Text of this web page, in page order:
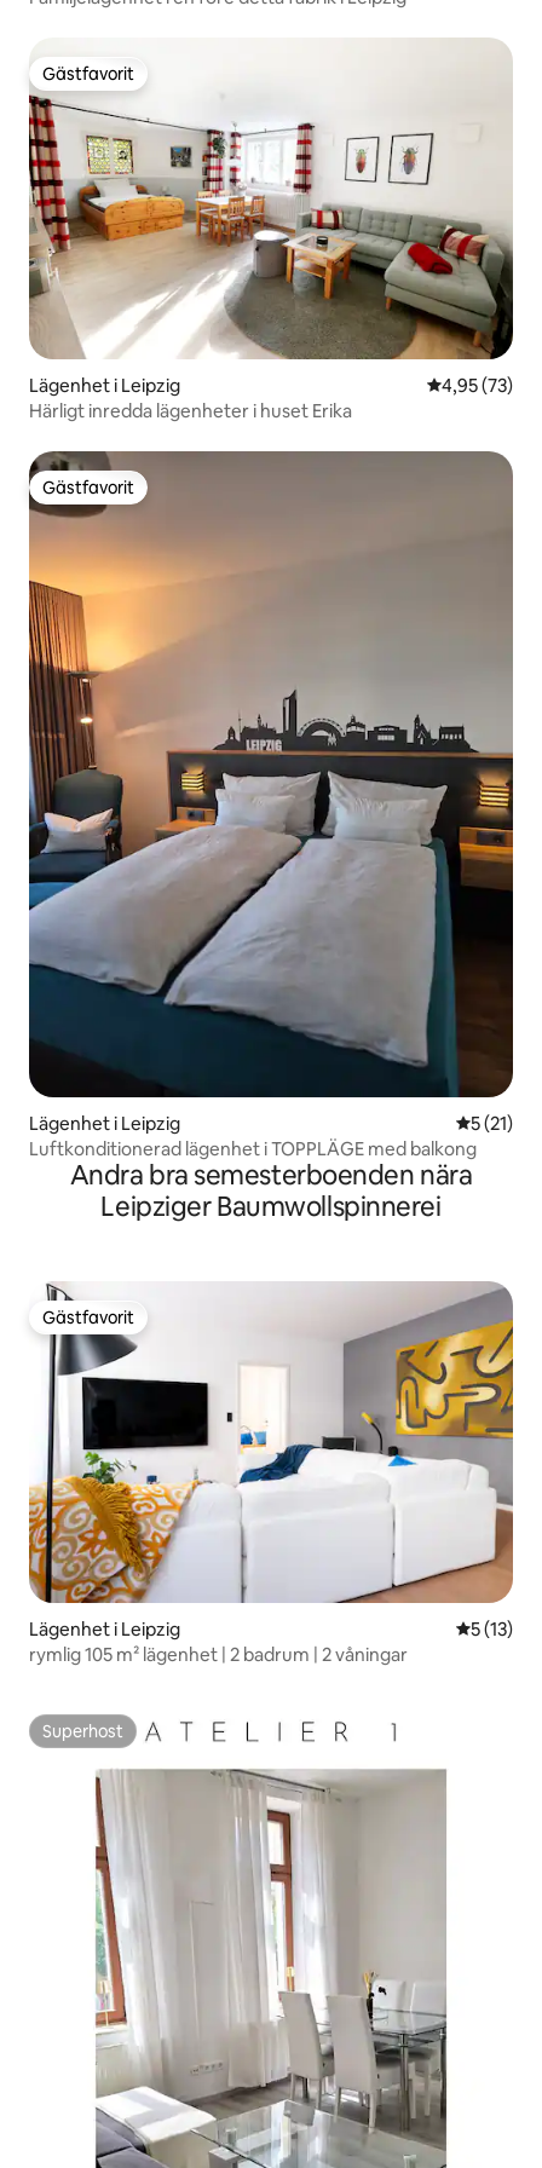
Gästfavorit
Gästfavorit
Lägenhet i Leipzig 4,95 av 5 i
4,95 (73)
Härligt inredda lägenheter i huset Erika
Gästfavorit
Gästfavorit
Lägenhet i Leipzig 5 av 5 i
5 (21)
Luftkonditionerad lägenhet i TOPPLÄGE med balkong
Andra bra semesterboenden nära
Leipziger Baumwollspinnerei
Gästfavorit
Gästfavorit
Lägenhet i Leipzig 5 av 5 i
5 (13)
rymlig 105 m² lägenhet | 2 badrum | 2 våningar
Superhost
Superhost